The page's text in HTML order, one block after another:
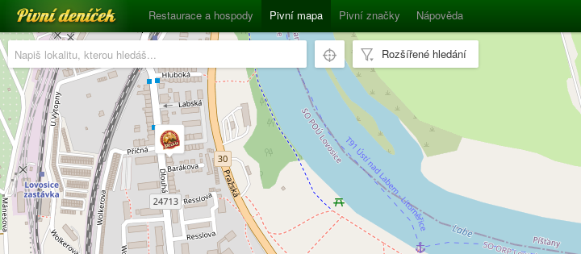
Pivní deníček Restaurace a hospody Pivní mapa Pivní značky Nápověda
Rozšířené hledání